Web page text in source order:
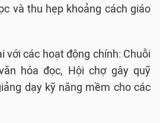
và thu hẹp khoảng cách giáo
với các hoạt động chính: Chuỗi
hóa đọc, Hội chợ gây quỹ
dạy kỹ năng mềm cho các